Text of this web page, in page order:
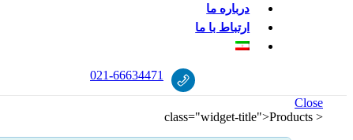
درباره ما
ارتباط با ما
021-66634471
Close
< class="widget-title">Products